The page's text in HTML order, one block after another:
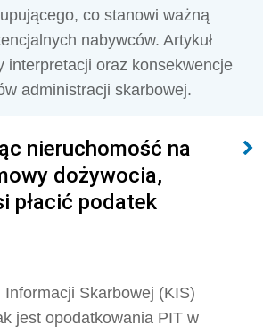
co stanowi ważną
nabywców. Artykuł
interpretacji oraz konsekwencje
administracji skarbowej.
nieruchomość na
dożywocia,
płacić podatek
Skarbowej (KIS)
jest opodatkowania PIT w